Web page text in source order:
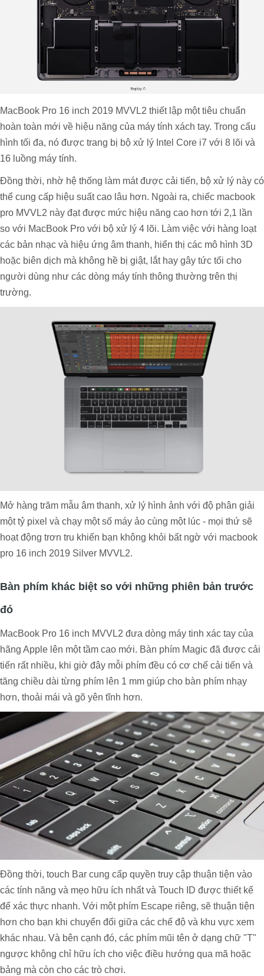
MacBook Pro 16 inch 2019 MVVL2 thiết lập một tiêu chuẩn
hoàn toàn mới về hiệu năng của máy tính xách tay. Trong cấu
hình tối đa, nó được trang bị bộ xử lý Intel Core i7 với 8 lõi và
16 luồng máy tính.
Đồng thời, nhờ hệ thống làm mát được cải tiến, bộ xử lý này có
thể cung cấp hiệu suất cao lâu hơn. Ngoài ra, chiếc macbook
pro MVVL2 này đạt được mức hiệu năng cao hơn tới 2,1 lần
so với MacBook Pro với bộ xử lý 4 lõi. Làm việc với hàng loạt
các bản nhạc và hiệu ứng âm thanh, hiển thị các mô hình 3D
hoặc biên dịch mà không hề bị giật, lắt hay gây tức tối cho
người dùng như các dòng máy tính thông thường trên thị
trường.
Mở hàng trăm mẫu âm thanh, xử lý hình ảnh với độ phân giải
một tỷ pixel và chạy một số máy ảo cùng một lúc - mọi thứ sẽ
hoạt động trơn tru khiến bạn không khỏi bất ngờ với macbook
pro 16 inch 2019 Silver MVVL2.
Bàn phím khác biệt so với những phiên bản trước
đó
MacBook Pro 16 inch MVVL2 đưa dòng máy tinh xác tay của
hãng Apple lên một tầm cao mới. Bàn phím Magic đã được cải
tiến rất nhiều, khi giờ đây mỗi phím đều có cơ chế cải tiến và
tăng chiều dài từng phím lên 1 mm giúp cho bàn phím nhạy
hơn, thoải mái và gõ yên tĩnh hơn.
Đồng thời, touch Bar cung cấp quyền truy cập thuận tiện vào
các tính năng và mẹo hữu ích nhất và Touch ID được thiết kế
để xác thực nhanh. Với một phím Escape riêng, sẽ thuận tiện
hơn cho bạn khi chuyển đổi giữa các chế độ và khu vực xem
khác nhau. Và bên cạnh đó, các phím mũi tên ở dạng chữ "T"
ngược không chỉ hữu ích cho việc điều hướng qua mã hoặc
bảng mà còn cho các trò chơi.